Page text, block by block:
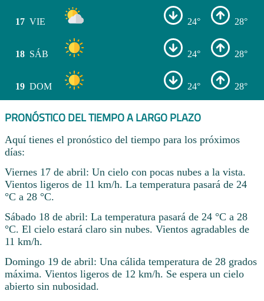
17 VIE 24° 28°
18 SÁB 24° 28°
19 DOM 24° 28°
PRONÓSTICO DEL TIEMPO A LARGO PLAZO
Aquí tienes el pronóstico del tiempo para los próximos
días:
Viernes 17 de abril: Un cielo con pocas nubes a la vista.
Vientos ligeros de 11 km/h. La temperatura pasará de 24
°C a 28 °C.
Sábado 18 de abril: La temperatura pasará de 24 °C a 28
°C. El cielo estará claro sin nubes. Vientos agradables de
11 km/h.
Domingo 19 de abril: Una cálida temperatura de 28 grados
máxima. Vientos ligeros de 12 km/h. Se espera un cielo
abierto sin nubosidad.